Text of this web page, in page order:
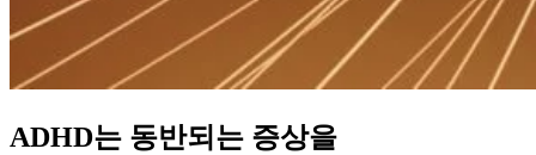
ADHD는 동반되는 증상을